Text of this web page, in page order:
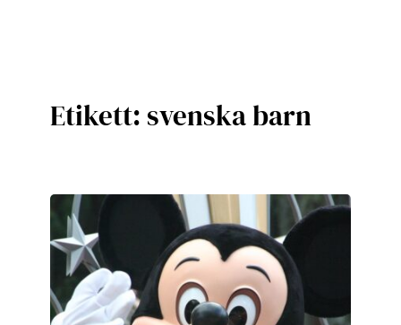
Etikett: svenska barn